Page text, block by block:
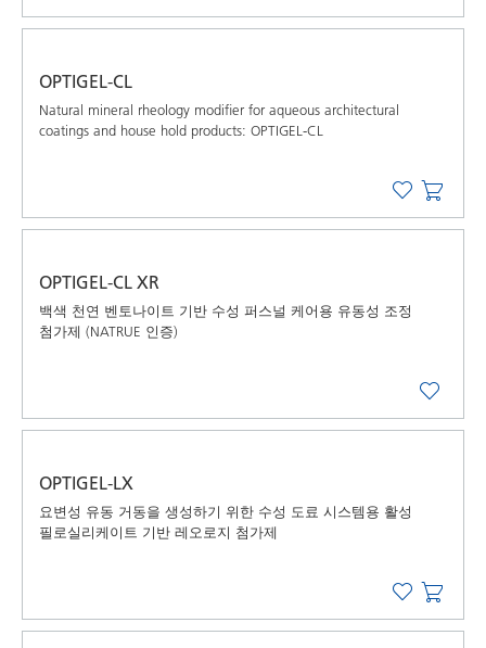
OPTIGEL-CL
Natural mineral rheology modifier for aqueous architectural
coatings and house hold products: OPTIGEL-CL
OPTIGEL-CL XR
백색 천연 벤토나이트 기반 수성 퍼스널 케어용 유동성 조정
첨가제 (NATRUE 인증)
OPTIGEL-LX
요변성 유동 거동을 생성하기 위한 수성 도료 시스템용 활성
필로실리케이트 기반 레오로지 첨가제